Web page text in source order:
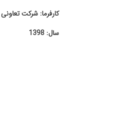
کارفرما: شرکت
سال: 1398